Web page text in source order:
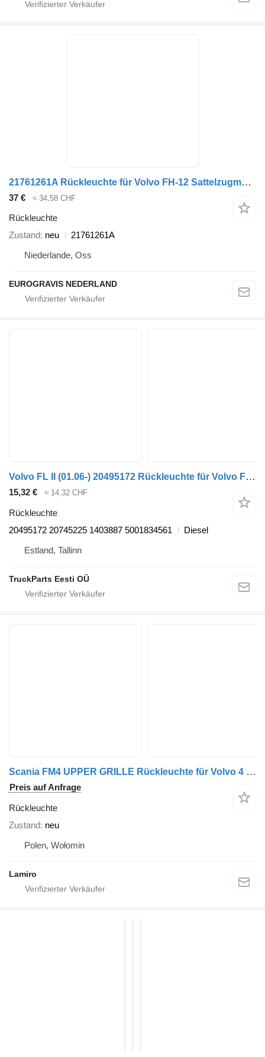
21761261A Rückleuchte für Volvo FH-12 Sattelzugmaschine
37 € ≈ 34,58 CHF
Rückleuchte
Zustand neu
21761261A
Niederlande, Oss
EUROGRAVIS NEDERLAND
Volvo FL II (01.06-) 20495172 Rückleuchte für Volvo FL, FE (2005-2014) Sattelzugmaschine
15,32 € ≈ 14,32 CHF
Rückleuchte
20495172 20745225 1403887 5001834561
Diesel
Estland, Tallinn
TruckParts Eesti OÜ
Scania FM4 UPPER GRILLE Rückleuchte für Volvo 4 (2014-2020) Sattelzugmaschine
Preis auf Anfrage
Rückleuchte
Zustand neu
Polen, Wołomin
Lamiro